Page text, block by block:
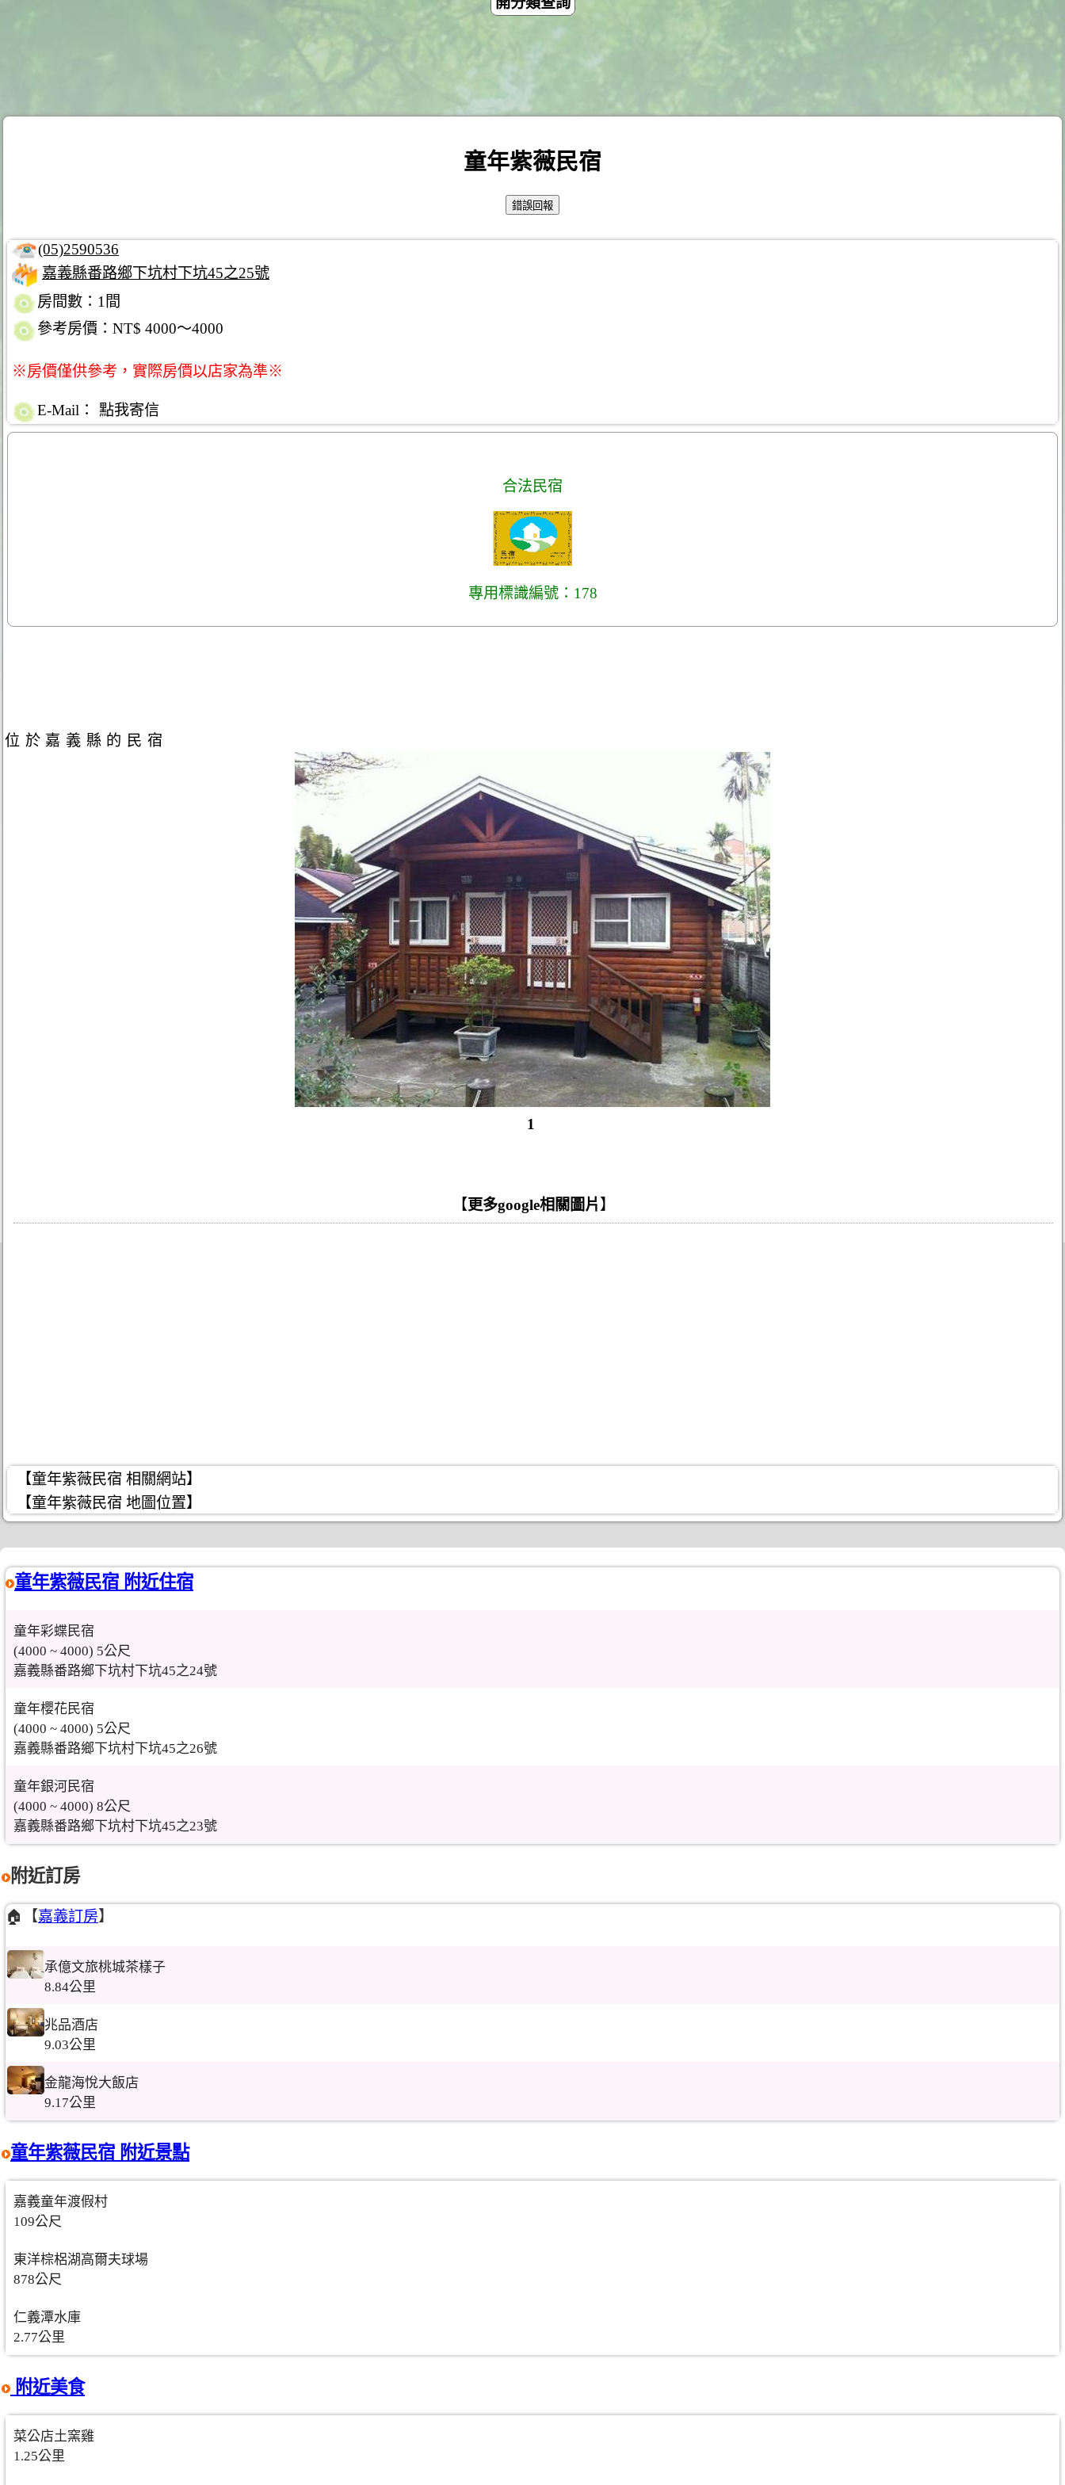
童年紫薇民宿
(05)2590536
嘉義縣番路鄉下坑村下坑45之25號
房間數：1間
參考房價：NT$ 4000～4000
※房價僅供參考，實際房價以店家為準※
E-Mail： 點我寄信
合法民宿
專用標識編號：178
位於嘉義縣的民宿
1
【更多google相關圖片】
【童年紫薇民宿 相關網站】
【童年紫薇民宿 地圖位置】
童年紫薇民宿 附近住宿
童年彩蝶民宿
(4000 ~ 4000) 5公尺
嘉義縣番路鄉下坑村下坑45之24號
童年櫻花民宿
(4000 ~ 4000) 5公尺
嘉義縣番路鄉下坑村下坑45之26號
童年銀河民宿
(4000 ~ 4000) 8公尺
嘉義縣番路鄉下坑村下坑45之23號
附近訂房
🏠【嘉義訂房】
承億文旅桃城茶樣子
8.84公里
兆品酒店
9.03公里
金龍海悅大飯店
9.17公里
童年紫薇民宿 附近景點
嘉義童年渡假村
109公尺
東洋棕梠湖高爾夫球場
878公尺
仁義潭水庫
2.77公里
附近美食
菜公店土窯雞
1.25公里